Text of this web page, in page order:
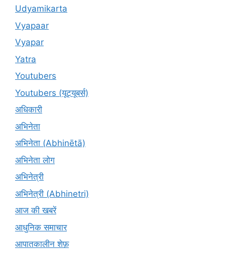
Udyamikarta
Vyapaar
Vyapar
Yatra
Youtubers
Youtubers (यूट्यूबर्स)
अधिकारी
अभिनेता
अभिनेता (Abhinētā)
अभिनेता लोग
अभिनेत्री
अभिनेत्री (Abhinetri)
आज की खबरें
आधुनिक समाचार
आपातकालीन शेफ़